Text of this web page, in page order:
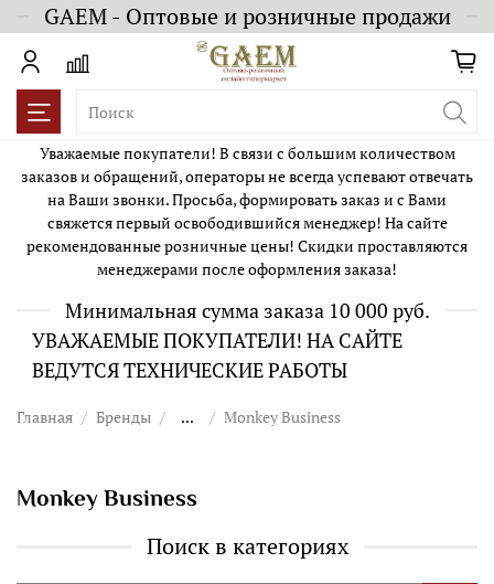
GAEM - Оптовые и розничные продажи
Уважаемые покупатели! В связи с большим количеством
заказов и обращений, операторы не всегда успевают отвечать
на Ваши звонки. Просьба, формировать заказ и с Вами
свяжется первый освободившийся менеджер! На сайте
рекомендованные розничные цены! Скидки проставляются
менеджерами после оформления заказа!
Минимальная сумма заказа 10 000 руб.
УВАЖАЕМЫЕ ПОКУПАТЕЛИ! НА САЙТЕ
ВЕДУТСЯ ТЕХНИЧЕСКИЕ РАБОТЫ
Главная Бренды ... Monkey Business
Monkey Business
Поиск в категориях